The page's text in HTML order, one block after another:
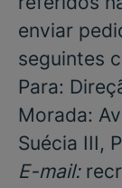
enviar
seguintes
Para:
Morada:
Suécia III,
E-mail: